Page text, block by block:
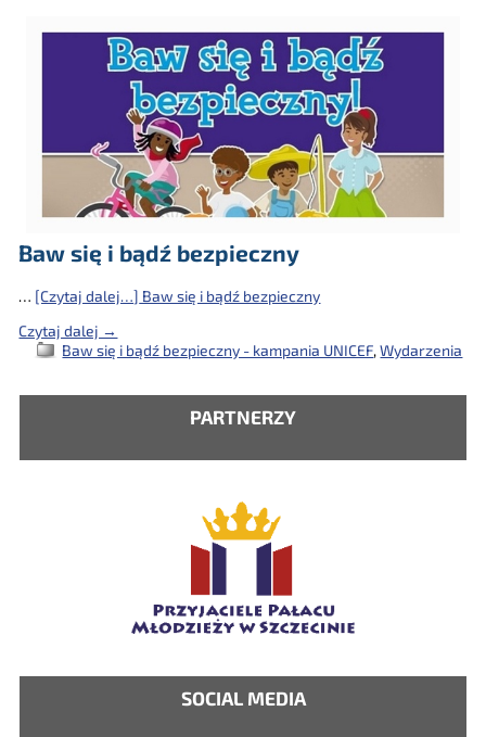
Baw się i bądź bezpieczny
… [Czytaj dalej…] Baw się i bądź bezpieczny
Czytaj dalej →
Baw się i bądź bezpieczny - kampania UNICEF,Wydarzenia
PARTNERZY
SOCIAL MEDIA